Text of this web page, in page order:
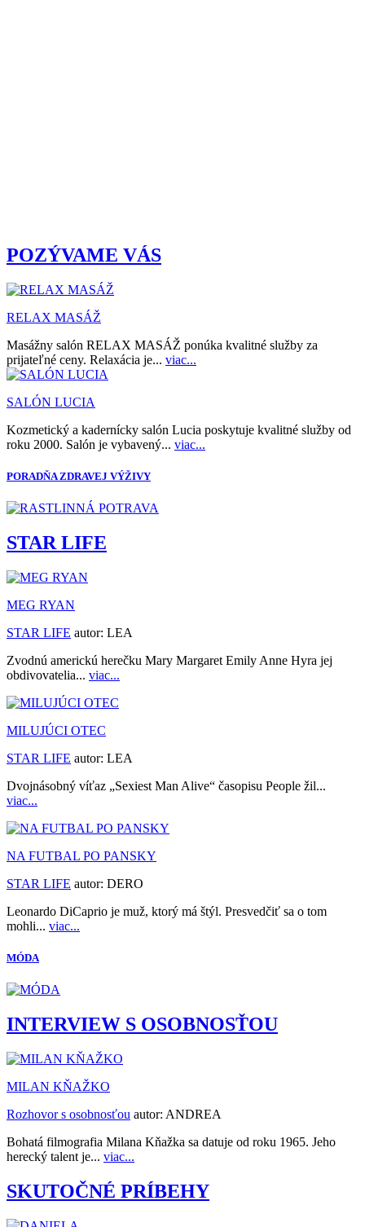
POZÝVAME VÁS
RELAX MASÁŽ
Masážny salón RELAX MASÁŽ ponúka kvalitné služby za
prijateľné ceny. Relaxácia je... viac...
SALÓN LUCIA
Kozmetický a kadernícky salón Lucia poskytuje kvalitné služby od
roku 2000. Salón je vybavený... viac...
PORADŇA ZDRAVEJ VÝŽIVY
STAR LIFE
MEG RYAN
STAR LIFE autor: LEA
Zvodnú americkú herečku Mary Margaret Emily Anne Hyra jej
obdivovatelia... viac...
MILUJÚCI OTEC
STAR LIFE autor: LEA
Dvojnásobný víťaz „Sexiest Man Alive“ časopisu People žil...
viac...
NA FUTBAL PO PANSKY
STAR LIFE autor: DERO
Leonardo DiCaprio je muž, ktorý má štýl. Presvedčiť sa o tom
mohli... viac...
MÓDA
INTERVIEW S OSOBNOSŤOU
MILAN KŇAŽKO
Rozhovor s osobnosťou autor: ANDREA
Bohatá filmografia Milana Kňažka sa datuje od roku 1965. Jeho
herecký talent je... viac...
SKUTOČNÉ PRÍBEHY